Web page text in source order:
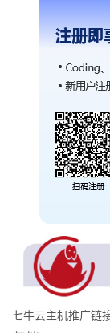
七牛云主机推广链